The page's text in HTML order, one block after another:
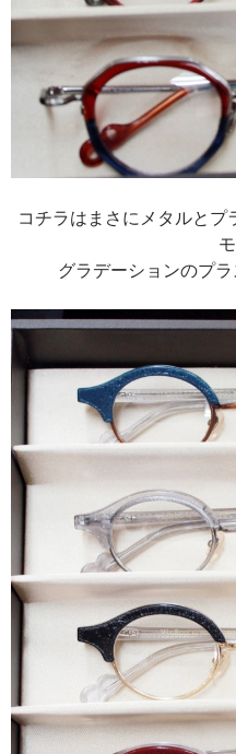
コチラはまさにメタルと
グラデーションのプ